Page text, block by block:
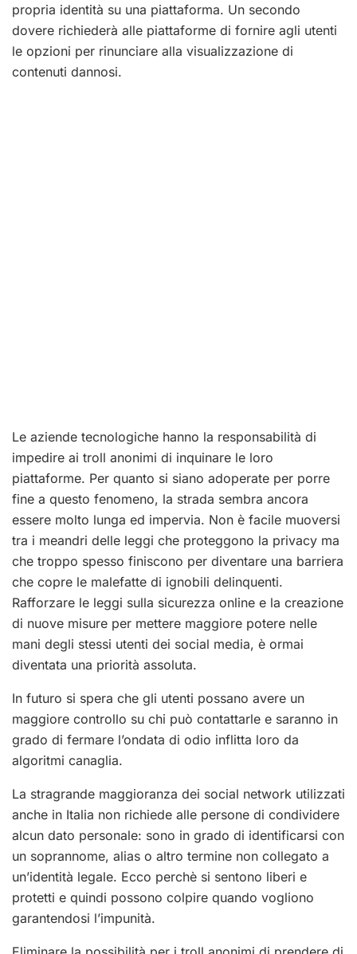
propria identità su una piattaforma. Un secondo
dovere richiederà alle piattaforme di fornire agli utenti
le opzioni per rinunciare alla visualizzazione di
contenuti dannosi.
Le aziende tecnologiche hanno la responsabilità di
impedire ai troll anonimi di inquinare le loro
piattaforme. Per quanto si siano adoperate per porre
fine a questo fenomeno, la strada sembra ancora
essere molto lunga ed impervia. Non è facile muoversi
tra i meandri delle leggi che proteggono la privacy ma
che troppo spesso finiscono per diventare una barriera
che copre le malefatte di ignobili delinquenti.
Rafforzare le leggi sulla sicurezza online e la creazione
di nuove misure per mettere maggiore potere nelle
mani degli stessi utenti dei social media, è ormai
diventata una priorità assoluta.
In futuro si spera che gli utenti possano avere un
maggiore controllo su chi può contattarle e saranno in
grado di fermare l’ondata di odio inflitta loro da
algoritmi canaglia.
La stragrande maggioranza dei social network utilizzati
anche in Italia non richiede alle persone di condividere
alcun dato personale: sono in grado di identificarsi con
un soprannome, alias o altro termine non collegato a
un’identità legale. Ecco perchè si sentono liberi e
protetti e quindi possono colpire quando vogliono
garantendosi l’impunità.